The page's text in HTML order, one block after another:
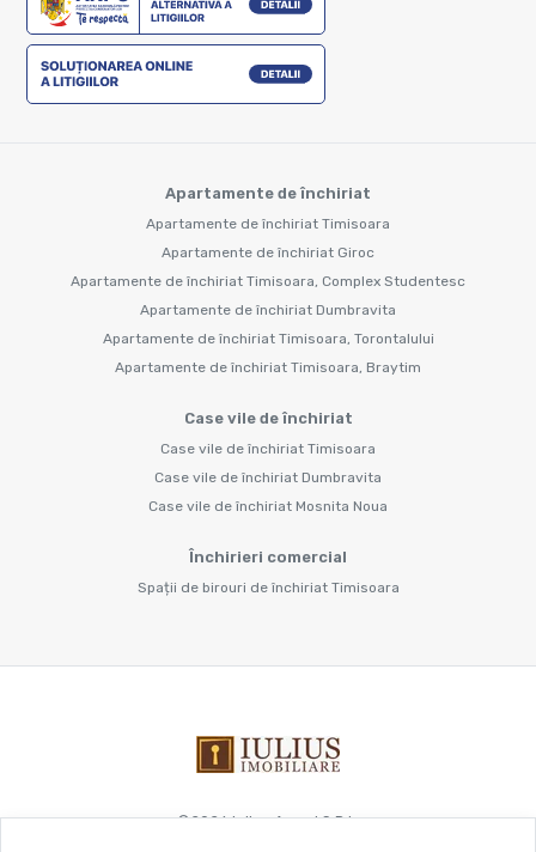
Apartamente de închiriat
Apartamente de închiriat Timisoara
Apartamente de închiriat Giroc
Apartamente de închiriat Timisoara, Complex Studentesc
Apartamente de închiriat Dumbravita
Apartamente de închiriat Timisoara, Torontalului
Apartamente de închiriat Timisoara, Braytim
Case vile de închiriat
Case vile de închiriat Timisoara
Case vile de închiriat Dumbravita
Case vile de închiriat Mosnita Noua
Închirieri comercial
Spații de birouri de închiriat Timisoara
©2026Iulius Acord S.R.L.